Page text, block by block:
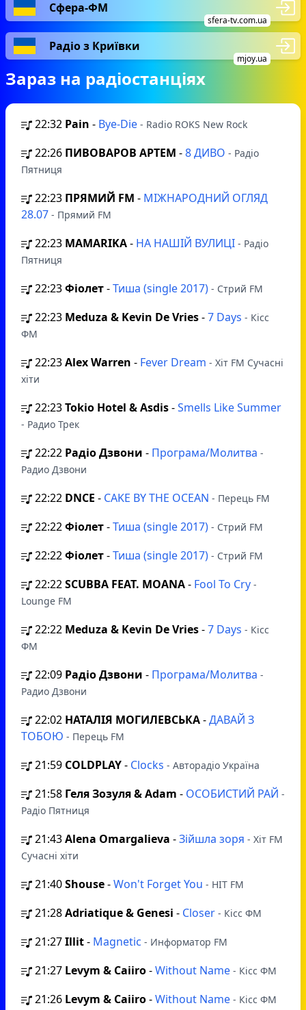
Сфера-ФМ
sfera-tv.com.ua
Радіо з Криївки
mjoy.ua
Зараз на радіостанціях
22:32 Pain - Bye-Die - Radio ROKS New Rock
22:26 ПИВОВАРОВ АРТЕМ -8 ДИВО - Радіо
Пятниця
22:23 ПРЯМИЙ FM - МІЖНАРОДНИЙ ОГЛЯД
28.07 - Прямий FM
22:23 MAMARIKA- НА НАШІЙ ВУЛИЦІ - Радіо
Пятниця
22:23Фіолет-Тиша (single 2017) - Стрий FM
22:23 Meduza & Kevin De Vries-7 Days - Кісс
ФМ
22:23Alex Warren - Fever Dream - Хіт FM Сучасні
хіти
22:23Tokio Hotel & Asdis-Smells Like Summer
- Радио Трек
22:22 Радіо Дзвони - Програма/Молитва -
Радио Дзвони
22:22 DNCE - CAKE BY THE OCEAN - Перець FM
22:22Фіолет-Тиша (single 2017) - Стрий FM
22:22Фіолет-Тиша (single 2017) - Стрий FM
22:22SCUBBA FEAT. MOANA- Fool To Cry -
Lounge FM
22:22 Meduza & Kevin De Vries-7 Days - Кісс
ФМ
22:09 Радіо Дзвони - Програма/Молитва -
Радио Дзвони
22:02 НАТАЛІЯ МОГИЛЕВСЬКА-ДАВАЙ З
ТОБОЮ - Перець FM
21:59 COLDPLAY- Clocks - Авторадіо Україна
21:58 Геля Зозуля & Adam - ОСОБИСТИЙ РАЙ -
Радіо Пятниця
21:43Alena Omargalieva -Зійшла зоря - Хіт FM
Сучасні хіти
21:40Shouse-Won't Forget You - HIT FM
21:28Adriatique & Genesi - Closer - Кісс ФМ
21:27Illit- Magnetic - Информатор FM
21:27 Levym & Caiiro-Without Name - Кісс ФМ
21:26 Levym & Caiiro-Without Name - Кісс ФМ